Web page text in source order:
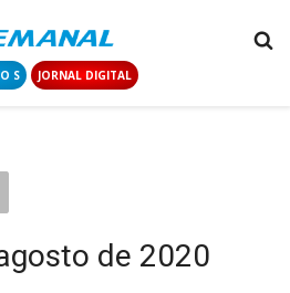
S JORNAL DIGITAL
de 2020